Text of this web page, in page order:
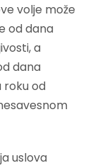
volje može
od dana
a
dana
roku od
uslova